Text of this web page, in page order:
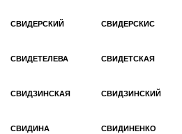
СВИДЕРСКИЙ СВИДЕРСКИС
СВИДЕТЕЛЕВА СВИДЕТСКАЯ
СВИДЗИНСКАЯ СВИДЗИНСКИЙ
СВИДИНА СВИДИНЕНКО